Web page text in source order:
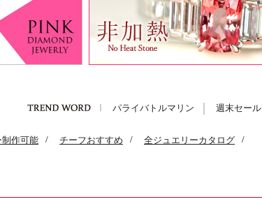
パライバトルマリン 週末セール
制作可能 / チーフおすすめ / 全ジュエリーカタログ /